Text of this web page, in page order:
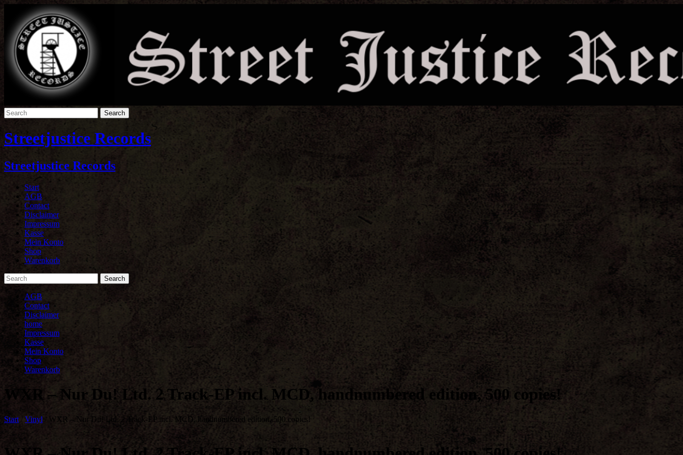
Streetjustice Records
Streetjustice Records
Start
AGB
Contact
Disclaimer
Impressum
Kasse
Mein Konto
Shop
Warenkorb
AGB
Contact
Disclaimer
home
Impressum
Kasse
Mein Konto
Shop
Warenkorb
WXR – Nur Du! Ltd. 2 Track-EP incl. MCD, handnumbered edition, 500 copies!
Start / Vinyl / WXR – Nur Du! Ltd. 2 Track-EP incl. MCD, handnumbered edition, 500 copies!